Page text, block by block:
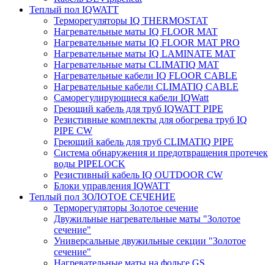
Теплый пол IQWATT
Терморегуляторы IQ THERMOSTAT
Нагревательные маты IQ FLOOR MAT
Нагревательные маты IQ FLOOR MAT PRO
Нагревательные маты IQ LAMINATE MAT
Нагревательные маты CLIMATIQ MAT
Нагревательные кабели IQ FLOOR CABLE
Нагревательные кабели CLIMATIQ CABLE
Саморегулирующиеся кабели IQWatt
Греющий кабель для труб IQWATT PIPE
Резистивные комплекты для обогрева труб IQ
PIPE CW
Греющий кабель для труб CLIMATIQ PIPE
Система обнаружения и предотвращения протечек
воды PIPELOCK
Резистивный кабель IQ OUTDOOR CW
Блоки управления IQWATT
Теплый пол ЗОЛОТОЕ СЕЧЕНИЕ
Терморегуляторы Золотое сечение
Двужильные нагревательные маты "Золотое
сечение"
Универсальные двужильные секции "Золотое
сечение"
Нагревательные маты на фольге GS